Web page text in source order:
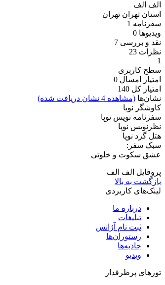
الف الف
استان تهران تهران
سفرنامه 1
ویدیو‌ها 0
نقد و بررسی 7
نظرات 23
1
سطح کاربری
امتیاز امسال 0
امتیاز کل 140
نشان‌ها (مشاهده 4 نشان دریافت شده)
کاوشگر نوپا
سفرنامه نویس نوپا
نظرنویس نوپا
هتل گرد نوپا
سبک سفر:
عشق سکوت و خلوتی
پروفایل الف الف
بازگشت به بالا
لینک‌های کاربردی
درباره ما
تبلیغات
ثبت نام آژانس
رستوران‌ها
جاذبه‌ها
ویدیو‌
تورهای پرطرفدار